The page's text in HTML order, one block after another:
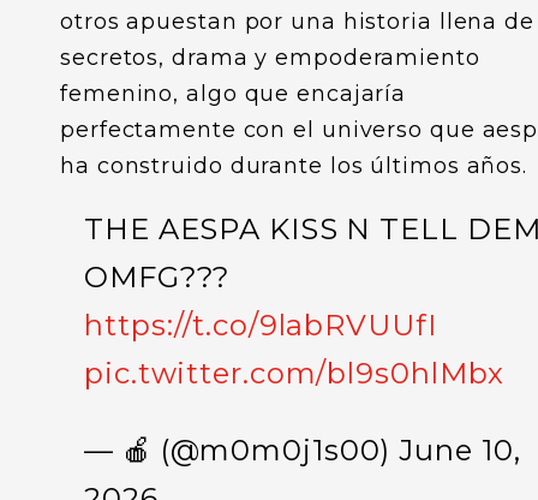
otros apuestan por una historia llena de
secretos, drama y empoderamiento
femenino, algo que encajaría
perfectamente con el universo que
ha construido durante los últimos años.
THE AESPA KISS N TELL
OMFG???
https://t.co/9labRVUUfI
pic.twitter.com/bl9s0hlMbx
— 🍎 (@m0m0j1s00)June 10,